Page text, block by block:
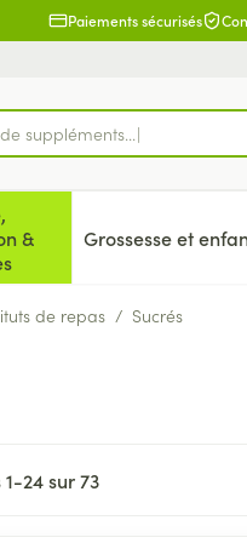
Paiements sécurisés
catégorie Beauté, soins
& le sous-menu pour la
Grossesse etAfficher
de repas / Sucrés
1-24sur73